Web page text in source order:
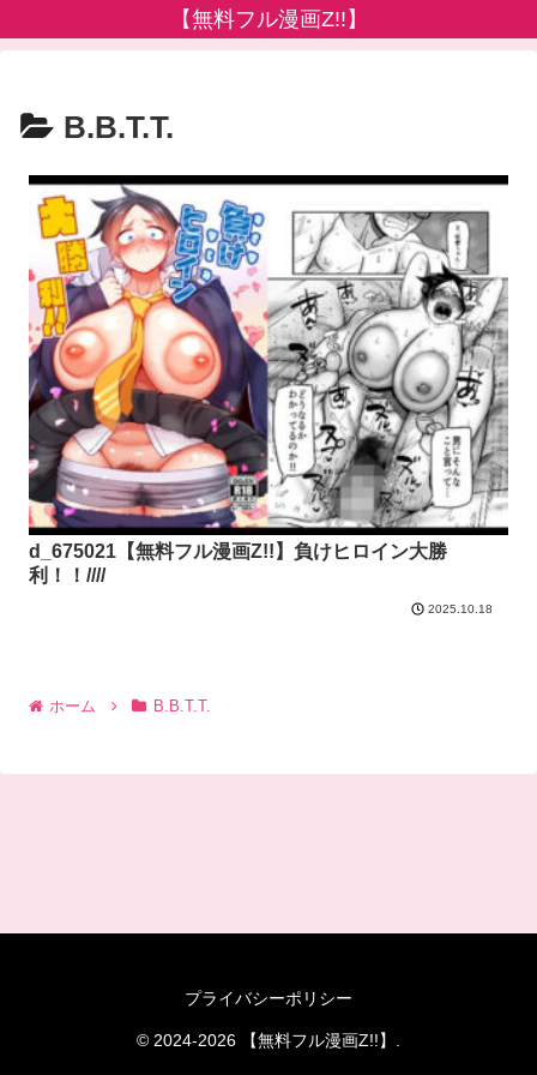
【無料フル漫画Z!!】
B.B.T.T.
d_675021【無料フル漫画Z!!】負けヒロイン大勝
利！！////
2025.10.18
ホーム B.B.T.T.
プライバシーポリシー
© 2024-2026 【無料フル漫画Z!!】.